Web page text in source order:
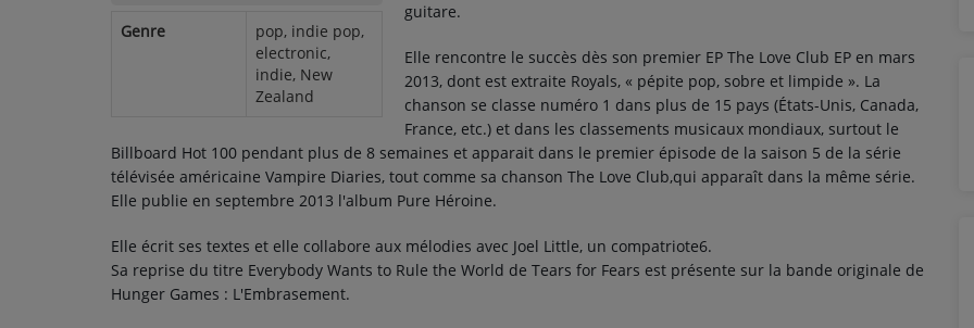
PODCASTS
Genre
pop, indie pop,
electronic,
indie, New
Zealand
guitare.
Elle rencontre le succès dès son premier EP The Love Club EP en mars
2013, dont est extraite Royals, « pépite pop, sobre et limpide ». La
chanson se classe numéro 1 dans plus de 15 pays (États-Unis, Canada,
France, etc.) et dans les classements musicaux mondiaux, surtout le
Billboard Hot 100 pendant plus de 8 semaines et apparait dans le premier épisode de la saison 5 de la série
télévisée américaine Vampire Diaries, tout comme sa chanson The Love Club,qui apparaît dans la même série.
Elle publie en septembre 2013 l'album Pure Héroine.
Elle écrit ses textes et elle collabore aux mélodies avec Joel Little, un compatriote6.
Sa reprise du titre Everybody Wants to Rule the World de Tears for Fears est présente sur la bande originale de
Hunger Games : L'Embrasement.